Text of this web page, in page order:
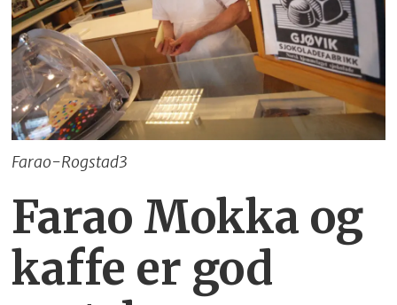
Farao-Rogstad3
Farao Mokka og
kaffe er god